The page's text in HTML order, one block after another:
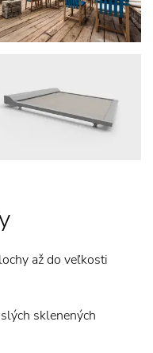
až do veľkosti
sklenených